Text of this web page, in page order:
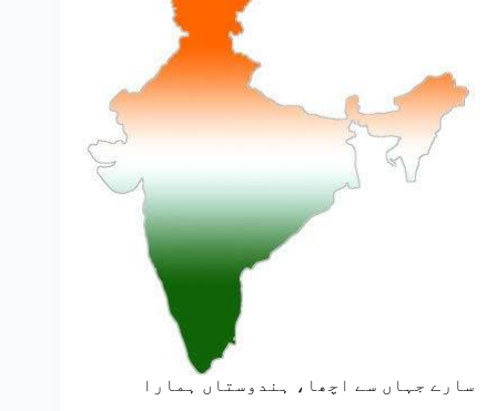
سارے جہاں سے اچھا، ہندوستاں ہمارا